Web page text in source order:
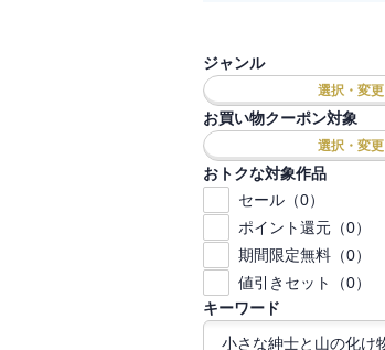
ジャンル
選択・変更
お買い物クーポン対象
選択・変更
おトクな対象作品
セール（0）
ポイント還元（0）
期間限定無料（0）
値引きセット（0）
キーワード